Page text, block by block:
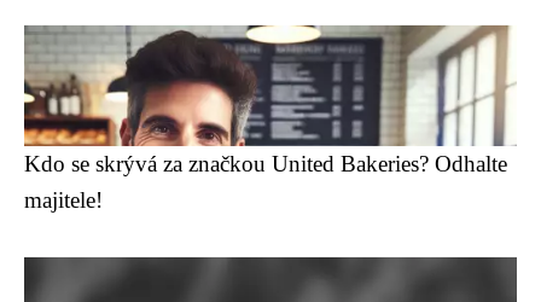
Kdo se skrývá za značkou United Bakeries? Odhalte
majitele!